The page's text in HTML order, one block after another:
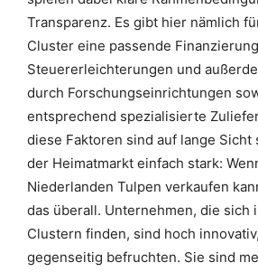
Transparenz. Es gibt hier nämlich
Cluster eine passende
Steuererleichterungen und
durch Forschungseinrichtungen
entsprechend spezialisierte
diese Faktoren sind auf lange Sicht
der Heimatmarkt einfach stark:
Niederlanden Tulpen verkaufen
das überall. Unternehmen, die sich
Clustern finden, sind hoch
gegenseitig befruchten. Sie sind